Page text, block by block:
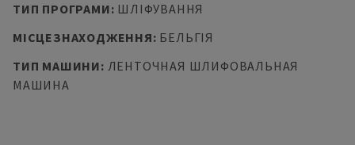
ТИП ПРОГРАМИ: ШЛІФУВАННЯ
МІСЦЕЗНАХОДЖЕННЯ: БЕЛЬГІЯ
ТИП МАШИНИ: ЛЕНТОЧНАЯ ШЛИФОВАЛЬНАЯ
МАШИНА